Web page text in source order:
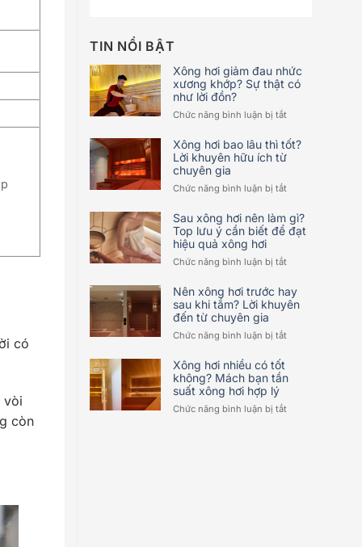
TIN NỔI BẬT
Xông hơi giảm đau nhức
xương khớp? Sự thật có
như lời đồn?
Chức năng bình luận bị tắtở
hơi
giảm
Sự
thật
như
đồn?
Xông hơi bao lâu thì tốt?
Lời khuyên hữu ích từ
chuyên gia
Chức năng bình luận bị tắtở
hơi
bao
khuyên
hữu
từ
Sau xông hơi nên làm gì?
Top lưu ý cần biết để đạt
hiệu quả xông hơi
Chức năng bình luận bị tắtở
xông
hơi
ý
biết
Nên xông hơi trước hay
sau khi tắm? Lời khuyên
đến từ chuyên gia
Chức năng bình luận bị tắtở
hơi
Xông hơi nhiều có tốt
không? Mách bạn tần
suất xông hơi hợp lý
Chức năng bình luận bị tắtở
có
vòi
còn